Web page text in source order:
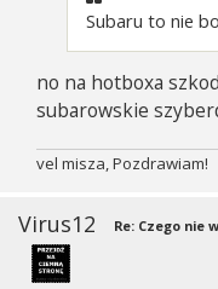
Subaru to nie
no na hotboxa
subarowskie
vel misza, Pozdrawiam!
Virus12 Re: Czego nie